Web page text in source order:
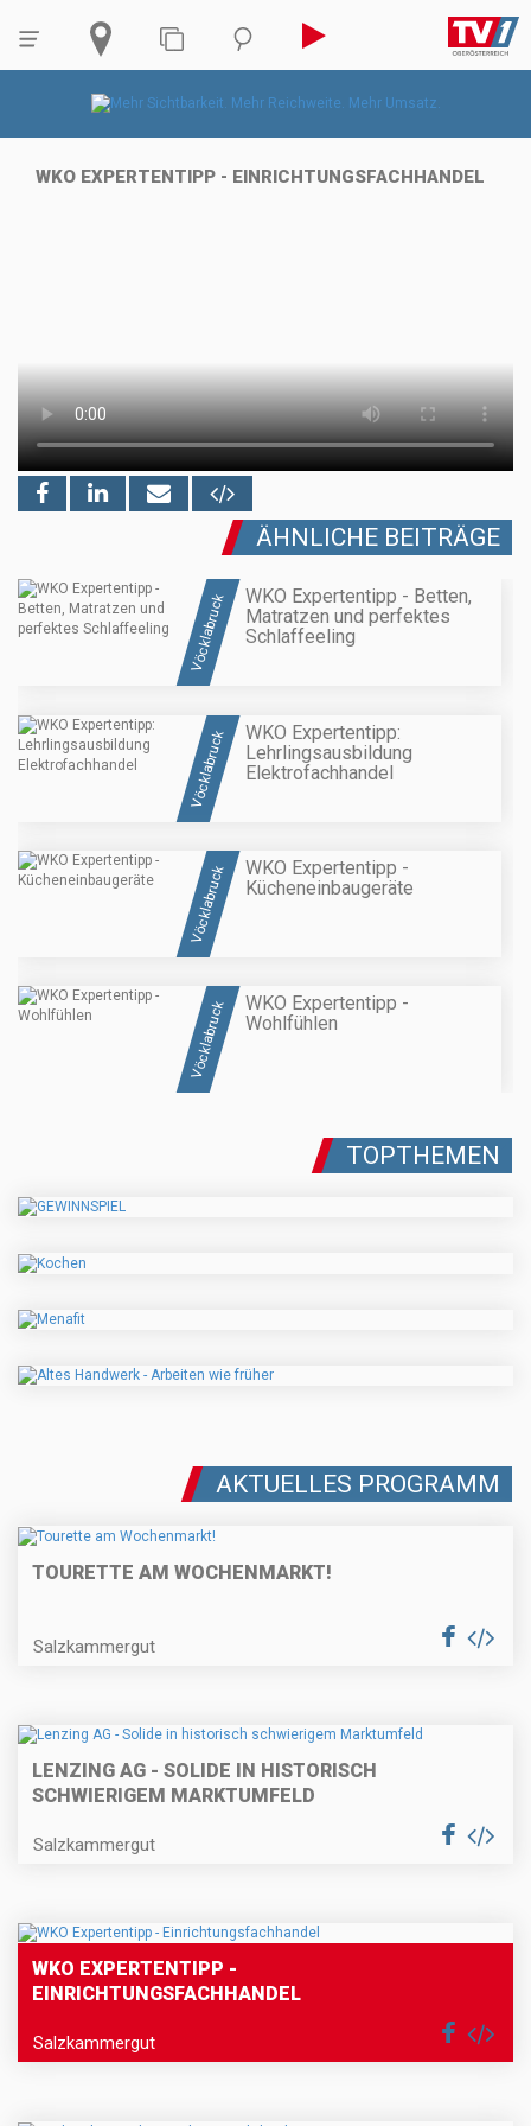
WKO EXPERTENTIPP - EINRICHTUNGSFACHHANDEL
ÄHNLICHE BEITRÄGE
Vöcklabruck
WKO Expertentipp - Betten,
Matratzen und perfektes
Schlaffeeling
Vöcklabruck
WKO Expertentipp:
Lehrlingsausbildung
Elektrofachhandel
Vöcklabruck
WKO Expertentipp -
Kücheneinbaugeräte
Vöcklabruck
WKO Expertentipp -
Wohlfühlen
TOPTHEMEN
AKTUELLES PROGRAMM
TOURETTE AM WOCHENMARKT!
Salzkammergut
LENZING AG - SOLIDE IN HISTORISCH
SCHWIERIGEM MARKTUMFELD
Salzkammergut
WKO EXPERTENTIPP -
EINRICHTUNGSFACHHANDEL
Salzkammergut